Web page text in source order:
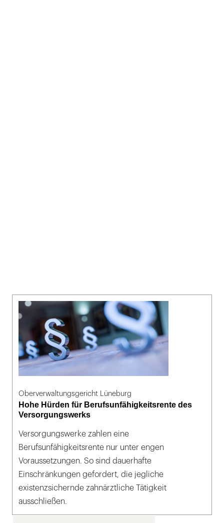
Oberverwaltungsgericht Lüneburg
Hohe Hürden für Berufsunfähigkeitsrente des
Versorgungswerks
Versorgungswerke zahlen eine
Berufsunfähigkeitsrente nur unter engen
Voraussetzungen. So sind dauerhafte
Einschränkungen gefordert, die jegliche
existenzsichernde zahnärztliche Tätigkeit
ausschließen.